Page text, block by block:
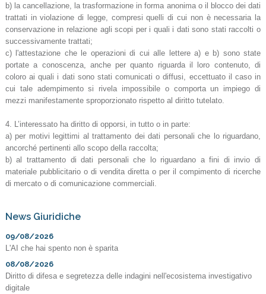
b) la cancellazione, la trasformazione in forma anonima o il blocco dei dati
trattati in violazione di legge, compresi quelli di cui non è necessaria la
conservazione in relazione agli scopi per i quali i dati sono stati raccolti o
successivamente trattati;
c) l'attestazione che le operazioni di cui alle lettere a) e b) sono state
portate a conoscenza, anche per quanto riguarda il loro contenuto, di
coloro ai quali i dati sono stati comunicati o diffusi, eccettuato il caso in
cui tale adempimento si rivela impossibile o comporta un impiego di
mezzi manifestamente sproporzionato rispetto al diritto tutelato.
4. L’interessato ha diritto di opporsi, in tutto o in parte:
a) per motivi legittimi al trattamento dei dati personali che lo riguardano,
ancorché pertinenti allo scopo della raccolta;
b) al trattamento di dati personali che lo riguardano a fini di invio di
materiale pubblicitario o di vendita diretta o per il compimento di ricerche
di mercato o di comunicazione commerciali.
News Giuridiche
09/08/2026
L'AI che hai spento non è sparita
08/08/2026
Diritto di difesa e segretezza delle indagini nell'ecosistema investigativo
digitale